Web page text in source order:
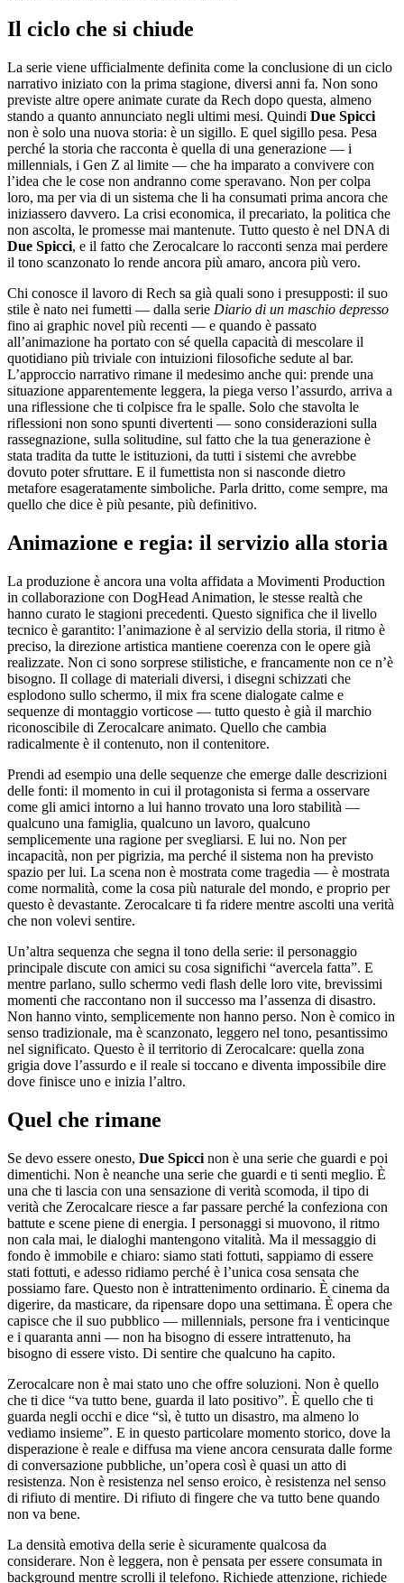
Il ciclo che si chiude
La serie viene ufficialmente definita come la conclusione di un ciclo
narrativo iniziato con la prima stagione, diversi anni fa. Non sono
previste altre opere animate curate da Rech dopo questa, almeno
stando a quanto annunciato negli ultimi mesi. Quindi Due Spicci
non è solo una nuova storia: è un sigillo. E quel sigillo pesa. Pesa
perché la storia che racconta è quella di una generazione — i
millennials, i Gen Z al limite — che ha imparato a convivere con
l’idea che le cose non andranno come speravano. Non per colpa
loro, ma per via di un sistema che li ha consumati prima ancora che
iniziassero davvero. La crisi economica, il precariato, la politica che
non ascolta, le promesse mai mantenute. Tutto questo è nel DNA di
Due Spicci, e il fatto che Zerocalcare lo racconti senza mai perdere
il tono scanzonato lo rende ancora più amaro, ancora più vero.
Chi conosce il lavoro di Rech sa già quali sono i presupposti: il suo
stile è nato nei fumetti — dalla serie Diario di un maschio depresso
fino ai graphic novel più recenti — e quando è passato
all’animazione ha portato con sé quella capacità di mescolare il
quotidiano più triviale con intuizioni filosofiche sedute al bar.
L’approccio narrativo rimane il medesimo anche qui: prende una
situazione apparentemente leggera, la piega verso l’assurdo, arriva a
una riflessione che ti colpisce fra le spalle. Solo che stavolta le
riflessioni non sono spunti divertenti — sono considerazioni sulla
rassegnazione, sulla solitudine, sul fatto che la tua generazione è
stata tradita da tutte le istituzioni, da tutti i sistemi che avrebbe
dovuto poter sfruttare. E il fumettista non si nasconde dietro
metafore esageratamente simboliche. Parla dritto, come sempre, ma
quello che dice è più pesante, più definitivo.
Animazione e regia: il servizio alla storia
La produzione è ancora una volta affidata a Movimenti Production
in collaborazione con DogHead Animation, le stesse realtà che
hanno curato le stagioni precedenti. Questo significa che il livello
tecnico è garantito: l’animazione è al servizio della storia, il ritmo è
preciso, la direzione artistica mantiene coerenza con le opere già
realizzate. Non ci sono sorprese stilistiche, e francamente non ce n’è
bisogno. Il collage di materiali diversi, i disegni schizzati che
esplodono sullo schermo, il mix fra scene dialogate calme e
sequenze di montaggio vorticose — tutto questo è già il marchio
riconoscibile di Zerocalcare animato. Quello che cambia
radicalmente è il contenuto, non il contenitore.
Prendi ad esempio una delle sequenze che emerge dalle descrizioni
delle fonti: il momento in cui il protagonista si ferma a osservare
come gli amici intorno a lui hanno trovato una loro stabilità —
qualcuno una famiglia, qualcuno un lavoro, qualcuno
semplicemente una ragione per svegliarsi. E lui no. Non per
incapacità, non per pigrizia, ma perché il sistema non ha previsto
spazio per lui. La scena non è mostrata come tragedia — è mostrata
come normalità, come la cosa più naturale del mondo, e proprio per
questo è devastante. Zerocalcare ti fa ridere mentre ascolti una verità
che non volevi sentire.
Un’altra sequenza che segna il tono della serie: il personaggio
principale discute con amici su cosa significhi “avercela fatta”. E
mentre parlano, sullo schermo vedi flash delle loro vite, brevissimi
momenti che raccontano non il successo ma l’assenza di disastro.
Non hanno vinto, semplicemente non hanno perso. Non è comico in
senso tradizionale, ma è scanzonato, leggero nel tono, pesantissimo
nel significato. Questo è il territorio di Zerocalcare: quella zona
grigia dove l’assurdo e il reale si toccano e diventa impossibile dire
dove finisce uno e inizia l’altro.
Quel che rimane
Se devo essere onesto, Due Spicci non è una serie che guardi e poi
dimentichi. Non è neanche una serie che guardi e ti senti meglio. È
una che ti lascia con una sensazione di verità scomoda, il tipo di
verità che Zerocalcare riesce a far passare perché la confeziona con
battute e scene piene di energia. I personaggi si muovono, il ritmo
non cala mai, le dialoghi mantengono vitalità. Ma il messaggio di
fondo è immobile e chiaro: siamo stati fottuti, sappiamo di essere
stati fottuti, e adesso ridiamo perché è l’unica cosa sensata che
possiamo fare. Questo non è intrattenimento ordinario. È cinema da
digerire, da masticare, da ripensare dopo una settimana. È opera che
capisce che il suo pubblico — millennials, persone fra i venticinque
e i quaranta anni — non ha bisogno di essere intrattenuto, ha
bisogno di essere visto. Di sentire che qualcuno ha capito.
Zerocalcare non è mai stato uno che offre soluzioni. Non è quello
che ti dice “va tutto bene, guarda il lato positivo”. È quello che ti
guarda negli occhi e dice “sì, è tutto un disastro, ma almeno lo
vediamo insieme”. E in questo particolare momento storico, dove la
disperazione è reale e diffusa ma viene ancora censurata dalle forme
di conversazione pubbliche, un’opera così è quasi un atto di
resistenza. Non è resistenza nel senso eroico, è resistenza nel senso
di rifiuto di mentire. Di rifiuto di fingere che va tutto bene quando
non va bene.
La densità emotiva della serie è sicuramente qualcosa da
considerare. Non è leggera, non è pensata per essere consumata in
background mentre scrolli il telefono. Richiede attenzione, richiede